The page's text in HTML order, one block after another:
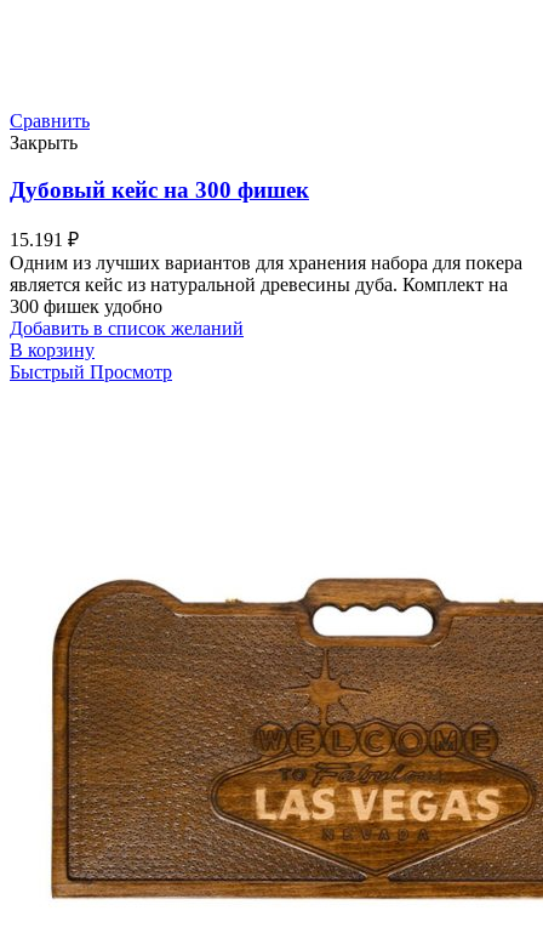
Сравнить
Закрыть
Дубовый кейс на 300 фишек
15.191 ₽
Одним из лучших вариантов для хранения набора для покера
является кейс из натуральной древесины дуба. Комплект на
300 фишек удобно
Добавить в список желаний
В корзину
Быстрый Просмотр